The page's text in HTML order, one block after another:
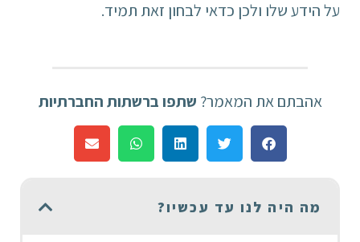
על הידע שלו ולכן כדאי לבחון זאת תמיד.
אהבתם את המאמר? שתפו ברשתות החברתיות
מה היה לנו עד עכשיו?